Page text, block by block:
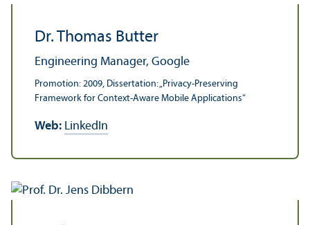
Dr. Thomas Butter
Engineering Manager, Google
Promotion: 2009, Dissertation: „Privacy-Preserving
Framework for Context-Aware Mobile Applications“
Web: LinkedIn